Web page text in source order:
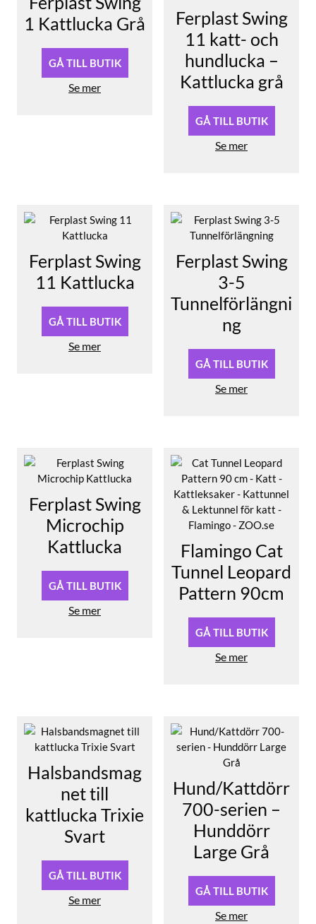
1 Kattlucka Grå
GÅ TILL BUTIK
Se mer
Ferplast Swing
11 katt- och
hundlucka –
Kattlucka grå
GÅ TILL BUTIK
Se mer
Ferplast Swing
11 Kattlucka
GÅ TILL BUTIK
Se mer
Ferplast Swing
3-5
Tunnelförlängni
ng
GÅ TILL BUTIK
Se mer
Ferplast Swing
Microchip
Kattlucka
GÅ TILL BUTIK
Se mer
Flamingo Cat
Tunnel Leopard
Pattern 90cm
GÅ TILL BUTIK
Se mer
Halsbandsmag
net till
kattlucka Trixie
Svart
GÅ TILL BUTIK
Se mer
Hund/Kattdörr
700-serien –
Hunddörr
Large Grå
GÅ TILL BUTIK
Se mer